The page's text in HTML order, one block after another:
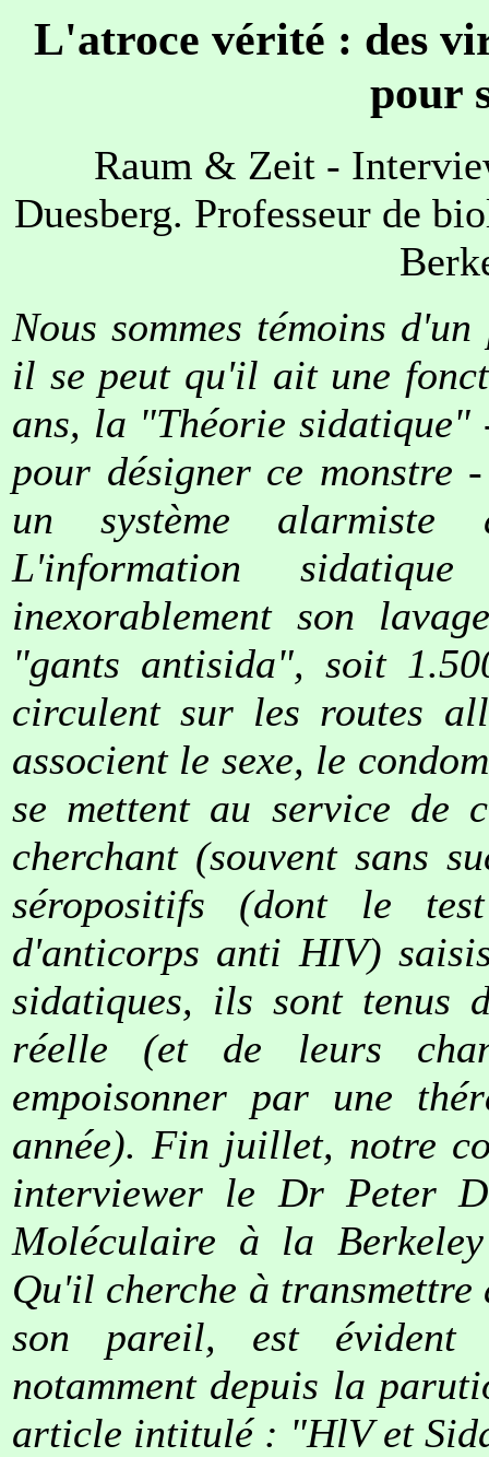
L'atroce vérité : des
pour
Raum & Zeit -
Duesberg. Professeur de
Nous sommes témoins
il se peut qu'il ait une
ans, la "Théorie sidatique"
pour désigner ce monstre
un système alarmiste
L'information
inexorablement son
"gants antisida", soit
circulent sur les routes
associent le sexe, le
se mettent au service de
cherchant (souvent sans
séropositifs (dont le
d'anticorps anti HIV)
sidatiques, ils sont tenus
réelle (et de leurs
empoisonner par une
année). Fin juillet, notre
interviewer le Dr Peter
Moléculaire à la
Qu'il cherche à transmettre
son pareil, est évident
notamment depuis la
article intitulé : "HlV et